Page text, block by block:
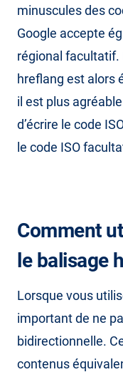
minuscules des
Google accepte
régional facultatif.
hreflang est alors
il est plus
d’écrire le code
le code ISO
Comment
le balisage
Lorsque vous
important de ne
bidirectionnelle.
contenus